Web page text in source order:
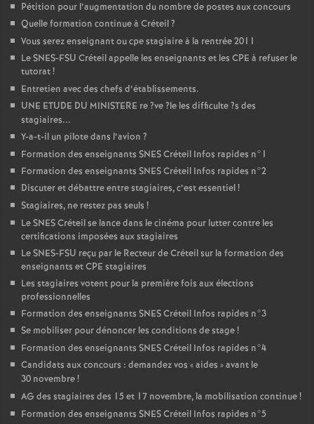
Pétition pour l’augmentation du nombre de postes aux concours
Quelle formation continue à Créteil?
Vous serez enseignant ou cpe stagiaire à la rentrée 2011
LeSNES-FSU Créteil appelle les enseignants et les CPE à refuser le
tutorat!
Entretien avec des chefs d’établissements.
UNE ETUDE DU MINISTERE re?ve?le les difficulte?s des
stagiaires...
Y-a-t-il un pilote dans l’avion ?
Formation des enseignants SNESCréteil Infos rapides n°1
Formation des enseignants SNESCréteil Infos rapides n°2
Discuter et débattre entre stagiaires, c’est essentiel!
Stagiaires, ne restez pas seuls !
LeSNESCréteil se lance dans le cinéma pour lutter contre les
certifications imposées aux stagiaires
LeSNES-FSU reçu par le Recteur de Créteil sur la formation des
enseignants etCPE stagiaires
Les stagiaires votent pour la première fois aux élections
professionnelles
Formation des enseignants SNESCréteil Infos rapides n°3
Se mobiliser pour dénoncer les conditions de stage!
Formation des enseignants SNESCréteil Infos rapides n°4
Candidats aux concours : demandez vos «aides » avant le
30 novembre!
AG des stagiaires des 15 et 17 novembre, la mobilisation continue!
Formation des enseignants SNESCréteil Infos rapides n°5